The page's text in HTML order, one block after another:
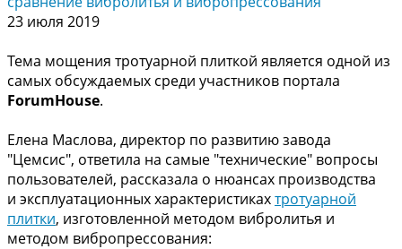
23 июля 2019
Тема мощения тротуарной плиткой является одной из
самых обсуждаемых среди участников портала
ForumHouse.
Елена Маслова, директор по развитию завода
"Цемсис", ответила на самые "технические" вопросы
пользователей, рассказала о нюансах производства
и эксплуатационных характеристикахтротуарной
плитки, изготовленной методом вибролитья и
методом вибропрессования: